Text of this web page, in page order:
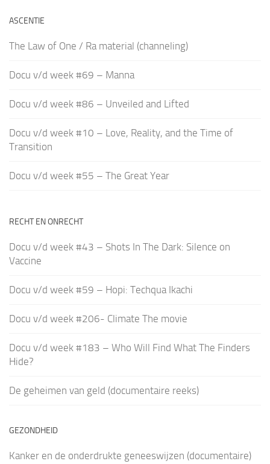
ASCENTIE
The Law of One / Ra material (channeling)
Docu v/d week #69 – Manna
Docu v/d week #86 – Unveiled and Lifted
Docu v/d week #10 – Love, Reality, and the Time of
Transition
Docu v/d week #55 – The Great Year
RECHT EN ONRECHT
Docu v/d week #43 – Shots In The Dark: Silence on
Vaccine
Docu v/d week #59 – Hopi: Techqua Ikachi
Docu v/d week #206- Climate The movie
Docu v/d week #183 – Who Will Find What The Finders
Hide?
De geheimen van geld (documentaire reeks)
GEZONDHEID
Kanker en de onderdrukte geneeswijzen (documentaire)